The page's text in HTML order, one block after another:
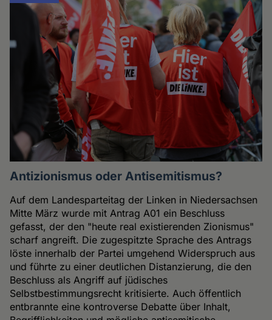
Antizionismus oder Antisemitismus?
Auf dem Landesparteitag der Linken in Niedersachsen
Mitte März wurde mit Antrag A01 ein Beschluss
gefasst, der den "heute real existierenden Zionismus"
scharf angreift. Die zugespitzte Sprache des Antrags
löste innerhalb der Partei umgehend Widerspruch aus
und führte zu einer deutlichen Distanzierung, die den
Beschluss als Angriff auf jüdisches
Selbstbestimmungsrecht kritisierte. Auch öffentlich
entbrannte eine kontroverse Debatte über Inhalt,